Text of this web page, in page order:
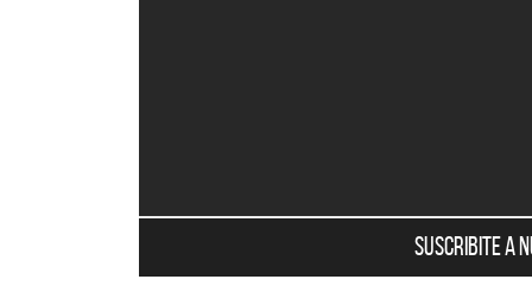
Suscribite a